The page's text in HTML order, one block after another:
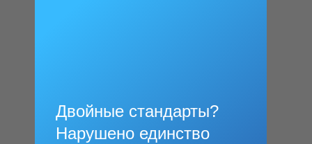
Двойные стандарты?
Нарушено единство